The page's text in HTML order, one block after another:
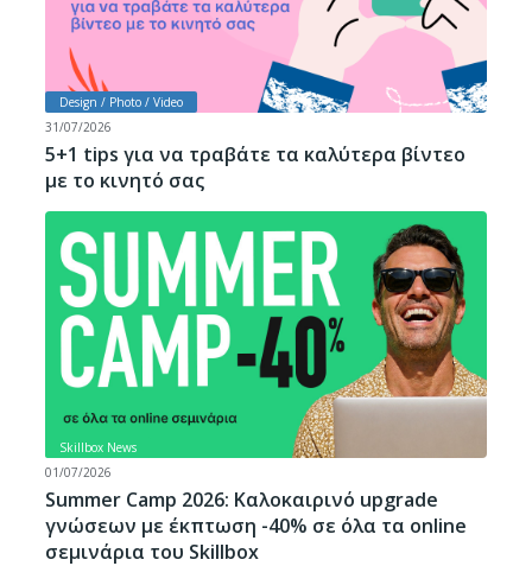
Design / Photo / Video
31/07/2026
5+1 tips για να τραβάτε τα καλύτερα βίντεο
με το κινητό σας
Skillbox News
01/07/2026
Summer Camp 2026: Καλοκαιρινό upgrade
γνώσεων με έκπτωση -40% σε όλα τα online
σεμινάρια του Skillbox